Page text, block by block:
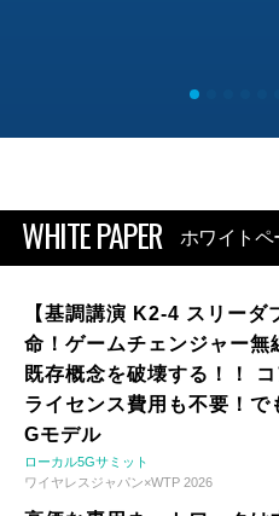
WHITE PAPER ホワイトペ
【基調講演 K2-4 スリーダ
命！ゲームチェンジャー無
既存概念を破壊する！！
ライセンス費用も不要！
Gモデル
ローカル5Gサミット
ワイヤレスジャパン×WTP 2026